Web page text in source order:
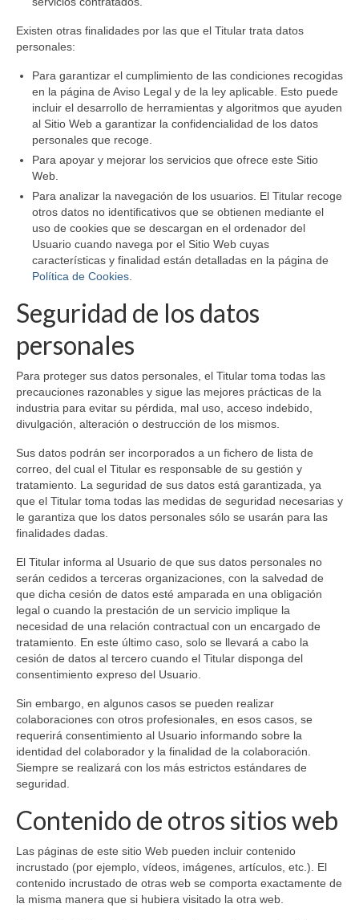
Existen otras finalidades por las que el Titular trata datos
personales:
Para garantizar el cumplimiento de las condiciones recogidas
en la página de Aviso Legal y de la ley aplicable. Esto puede
incluir el desarrollo de herramientas y algoritmos que ayuden
al Sitio Web a garantizar la confidencialidad de los datos
personales que recoge.
Para apoyar y mejorar los servicios que ofrece este Sitio
Web.
Para analizar la navegación de los usuarios. El Titular recoge
otros datos no identificativos que se obtienen mediante el
uso de cookies que se descargan en el ordenador del
Usuario cuando navega por el Sitio Web cuyas
características y finalidad están detalladas en la página de
Política de Cookies
Seguridad de los datos
personales
Para proteger sus datos personales, el Titular toma todas las
precauciones razonables y sigue las mejores prácticas de la
industria para evitar su pérdida, mal uso, acceso indebido,
divulgación, alteración o destrucción de los mismos.
Sus datos podrán ser incorporados a un fichero de lista de
correo, del cual el Titular es responsable de su gestión y
tratamiento. La seguridad de sus datos está garantizada, ya
que el Titular toma todas las medidas de seguridad necesarias y
le garantiza que los datos personales sólo se usarán para las
finalidades dadas.
El Titular informa al Usuario de que sus datos personales no
serán cedidos a terceras organizaciones, con la salvedad de
que dicha cesión de datos esté amparada en una obligación
legal o cuando la prestación de un servicio implique la
necesidad de una relación contractual con un encargado de
tratamiento. En este último caso, solo se llevará a cabo la
cesión de datos al tercero cuando el Titular disponga del
consentimiento expreso del Usuario.
Sin embargo, en algunos casos se pueden realizar
colaboraciones con otros profesionales, en esos casos, se
requerirá consentimiento al Usuario informando sobre la
identidad del colaborador y la finalidad de la colaboración.
Siempre se realizará con los más estrictos estándares de
seguridad.
Contenido de otros sitios web
Las páginas de este sitio Web pueden incluir contenido
incrustado (por ejemplo, vídeos, imágenes, artículos, etc.). El
contenido incrustado de otras web se comporta exactamente de
la misma manera que si hubiera visitado la otra web.